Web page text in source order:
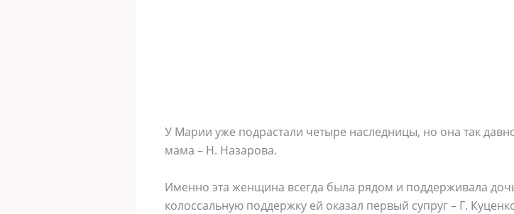
У Марии уже подрастали четыре наследницы, но она так
мама – Н. Назарова.
Именно эта женщина всегда была рядом и поддерживала
колоссальную поддержку ей оказал первый супруг – Г.